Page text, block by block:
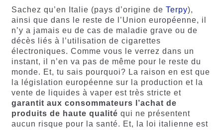
Sachez qu’en Italie (pays d’origine de Terpy),
ainsi que dans le reste de l’Union européenne, il
n’y a jamais eu de cas de maladie grave ou de
décès liés à l’utilisation de cigarettes
électroniques. Comme vous le verrez dans un
instant, il n’en va pas de même pour le reste du
monde. Et, tu sais pourquoi? La raison en est que
la législation européenne sur la production et la
vente de liquides à vaper est très stricte et
garantit aux consommateurs l’achat de
produits de haute qualité qui ne présentent
aucun risque pour la santé. Et, la loi italienne est